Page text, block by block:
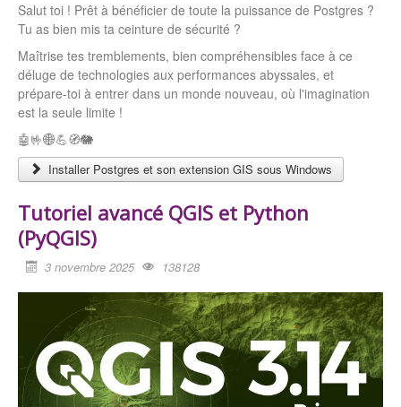
Salut toi ! Prêt à bénéficier de toute la puissance de Postgres ?
Tu as bien mis ta ceinture de sécurité ?
Maîtrise tes tremblements, bien compréhensibles face à ce
déluge de technologies aux performances abyssales, et
prépare-toi à entrer dans un monde nouveau, où l'imagination
est la seule limite !
🤖🤟🌐💪🧭🐘
Installer Postgres et son extension GIS sous Windows
Tutoriel avancé QGIS et Python
(PyQGIS)
3 novembre 2025 138128